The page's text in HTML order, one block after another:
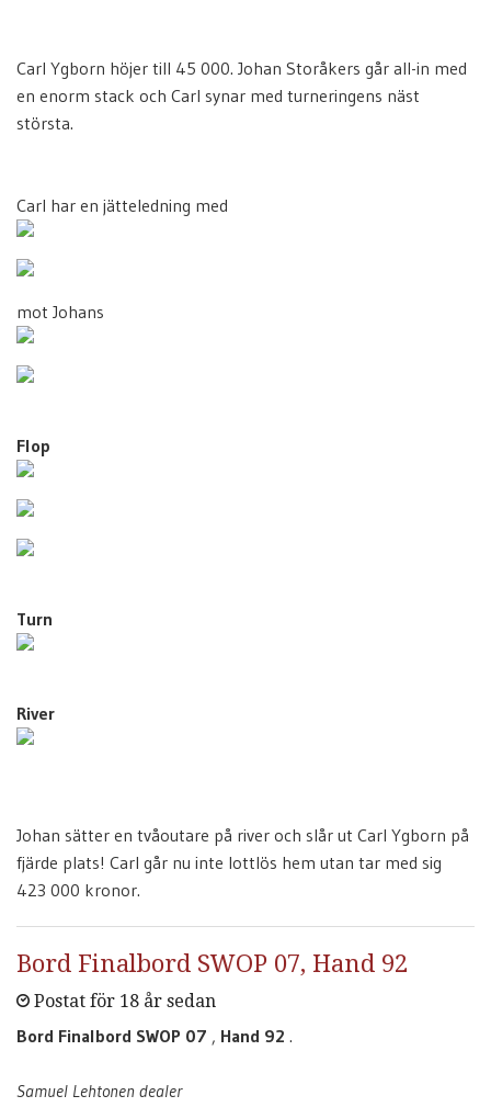
Carl Ygborn höjer till 45 000. Johan Storåkers går all-in med
en enorm stack och Carl synar med turneringens näst
största.
Carl har en jätteledning med
mot Johans
Flop
Turn
River
Johan sätter en tvåoutare på river och slår ut Carl Ygborn på
fjärde plats! Carl går nu inte lottlös hem utan tar med sig
423 000 kronor.
Bord Finalbord SWOP 07, Hand 92
Postat för 18 år sedan
Bord Finalbord SWOP 07 , Hand 92 .
Samuel Lehtonen dealer